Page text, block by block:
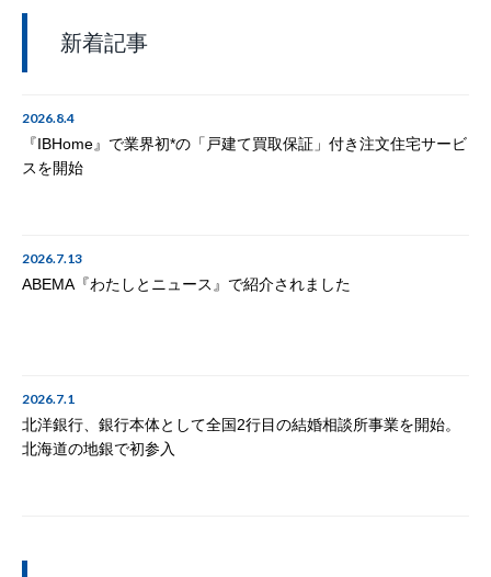
新着記事
2026.8.4
『IBHome』で業界初*の「戸建て買取保証」付き注文住宅サービ
スを開始
2026.7.13
ABEMA『わたしとニュース』で紹介されました
2026.7.1
北洋銀行、銀行本体として全国2行目の結婚相談所事業を開始。
北海道の地銀で初参入